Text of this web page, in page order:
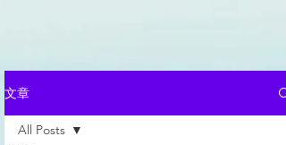
文章
All Posts